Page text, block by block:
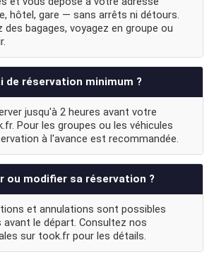
hôtel, gare — sans arrêts ni détours.
des bagages, voyagez en groupe ou
de réservation minimum ?
jusqu'à 2 heures avant votre
Pour les groupes ou les véhicules
à l'avance est recommandée.
ou modifier sa réservation ?
et annulations sont possibles
avant le départ. Consultez nos
sur took.fr pour les détails.